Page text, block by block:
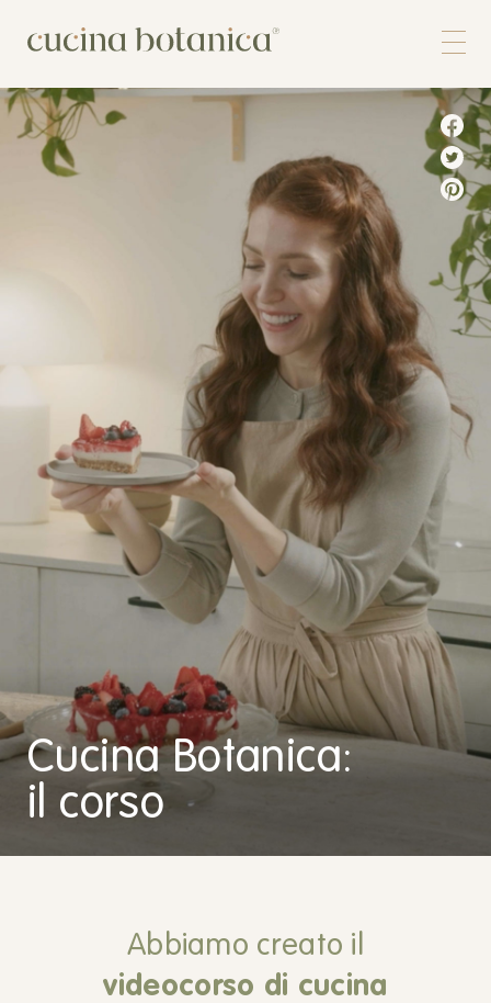
Shop
Chi siamo
Contatti
Cucina Botanica:
il corso
Abbiamo creato il
videocorso di cucina